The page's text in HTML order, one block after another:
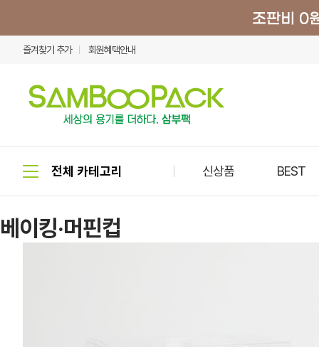
즐겨찾기 추가 회원혜택안내
신상품 BEST
베이킹·머핀컵